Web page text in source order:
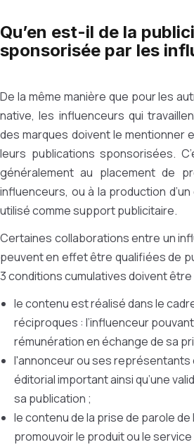
Qu’en est-il de la
sponsorisée par les
De la même manière que pour les
native, les influenceurs qui
des marques doivent le mentionner
leurs publications sponsorisées.
généralement au placement de
influenceurs, ou à la production
utilisé comme support publicitaire.
Certaines collaborations entre un
peuvent en effet être qualifiées de
3 conditions cumulatives doivent être
le contenu est réalisé dans le
réciproques : l’influenceur
rémunération en échange de sa
l'annonceur ou ses
éditorial important ainsi qu’une
sa publication ;
le contenu de la prise de parole de
promouvoir le produit ou le service